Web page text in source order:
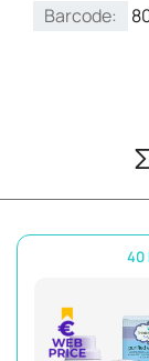
Barcode:
40